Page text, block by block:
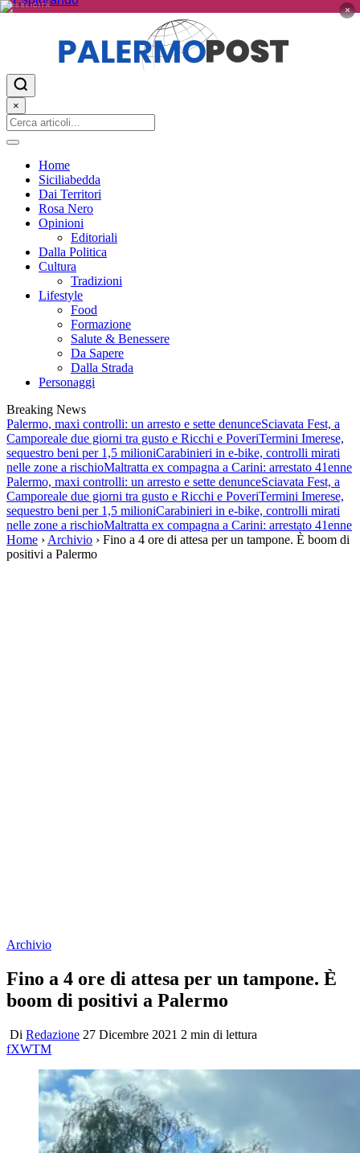
PUBBLICITÀ ×
×
Home
Siciliabedda
Dai Territori
Rosa Nero
Opinioni
Editoriali
Dalla Politica
Cultura
Tradizioni
Lifestyle
Food
Formazione
Salute & Benessere
Da Sapere
Dalla Strada
Personaggi
Breaking News
Palermo, maxi controlli: un arresto e sette denunceSciavata Fest, a
Camporeale due giorni tra gusto e Ricchi e PoveriTermini Imerese,
sequestro beni per 1,5 milioniCarabinieri in e-bike, controlli mirati
nelle zone a rischioMaltratta ex compagna a Carini: arrestato 41enne
Palermo, maxi controlli: un arresto e sette denunceSciavata Fest, a
Camporeale due giorni tra gusto e Ricchi e PoveriTermini Imerese,
sequestro beni per 1,5 milioniCarabinieri in e-bike, controlli mirati
nelle zone a rischioMaltratta ex compagna a Carini: arrestato 41enne
Home › Archivio › Fino a 4 ore di attesa per un tampone. È boom di
positivi a Palermo
Archivio
Fino a 4 ore di attesa per un tampone. È
boom di positivi a Palermo
Di Redazione 27 Dicembre 2021 2 min di lettura
fXWTM